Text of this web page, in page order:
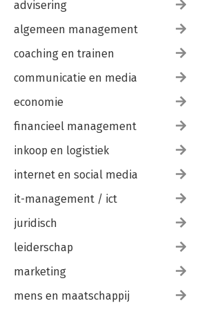
Mijn pincode is 3648
DEEL 4 MOTIVEREN DOOR TE MANIPULEREN
8. Motiveren is manipuleren
Straf motiveert alleen tegen straf
Complimenteren, de geheime motivator
Intrinsieke motivatie
Het wordt prachtig
Begrijpelijk en voorstelbaar
Besmettelijk enthousiasme
Wie heeft de regie?
Neemt u plaats!
Oeverloze discussies?
advisering
algemeen management
coaching en trainen
communicatie en media
economie
financieel management
inkoop en logistiek
internet en social media
it-management / ict
juridisch
leiderschap
marketing
mens en maatschappij